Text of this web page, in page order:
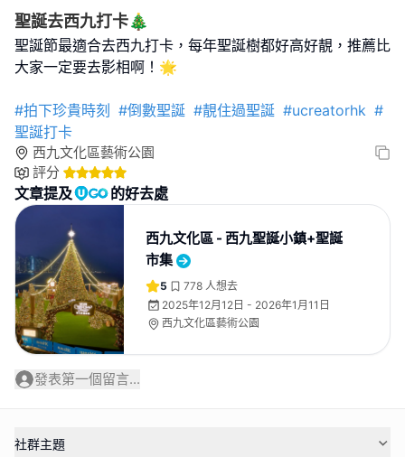
聖誕去西九打卡🎄
聖誕節最適合去西九打卡，每年聖誕樹都好高好靚，推薦比
大家一定要去影相啊！🌟
#拍下珍貴時刻 #倒數聖誕 #靚住過聖誕 #ucreatorhk #
聖誕打卡
西九文化區藝術公園
評分
文章提及 的好去處
西九文化區 - 西九聖誕小鎮+聖誕
市集
5 778 人想去
2025年12月12日 - 2026年1月11日
西九文化區藝術公園
發表第一個留言...
社群主題